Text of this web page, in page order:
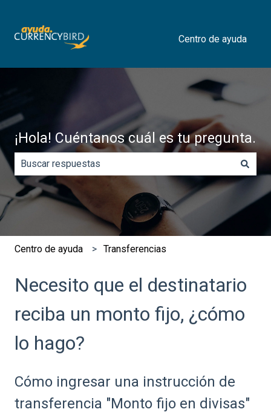
Centro de ayuda
¡Hola! Cuéntanos cuál es tu pregunta.
No hay sugerencias porque el campo de búsqueda está
​Centro de ayuda Transferencias
Necesito que el destinatario
reciba un monto fijo, ¿cómo
lo hago?
Cómo ingresar una instrucción de
transferencia "Monto fijo en divisas"